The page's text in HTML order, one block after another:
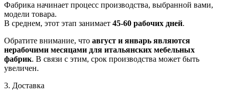
Фабрика начинает процесс производства, выбранной вами,
модели товара.
В среднем, этот этап занимает 45-60 рабочих дней.
Обратите внимание, что август и январь являются
нерабочими месяцами для итальянских мебельных
фабрик. В связи с этим, срок производства может быть
увеличен.
3. Доставка